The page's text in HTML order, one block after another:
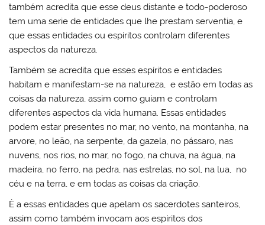
também acredita que esse deus distante e todo-poderoso
tem uma serie de entidades que lhe prestam serventia, e
que essas entidades ou espíritos controlam diferentes
aspectos da natureza.
Também se acredita que esses espíritos e entidades
habitam e manifestam-se na natureza, e estão em todas as
coisas da natureza, assim como guiam e controlam
diferentes aspectos da vida humana. Essas entidades
podem estar presentes no mar, no vento, na montanha, na
arvore, no leão, na serpente, da gazela, no pássaro, nas
nuvens, nos rios, no mar, no fogo, na chuva, na água, na
madeira, no ferro, na pedra, nas estrelas, no sol, na lua, no
céu e na terra, e em todas as coisas da criação.
È a essas entidades que apelam os sacerdotes santeiros,
assim como também invocam aos espíritos dos